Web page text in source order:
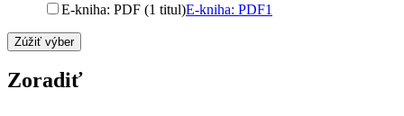
E-kniha: PDF (1 titul)E-kniha: PDF1
Zúžiť výber
Zoradiť